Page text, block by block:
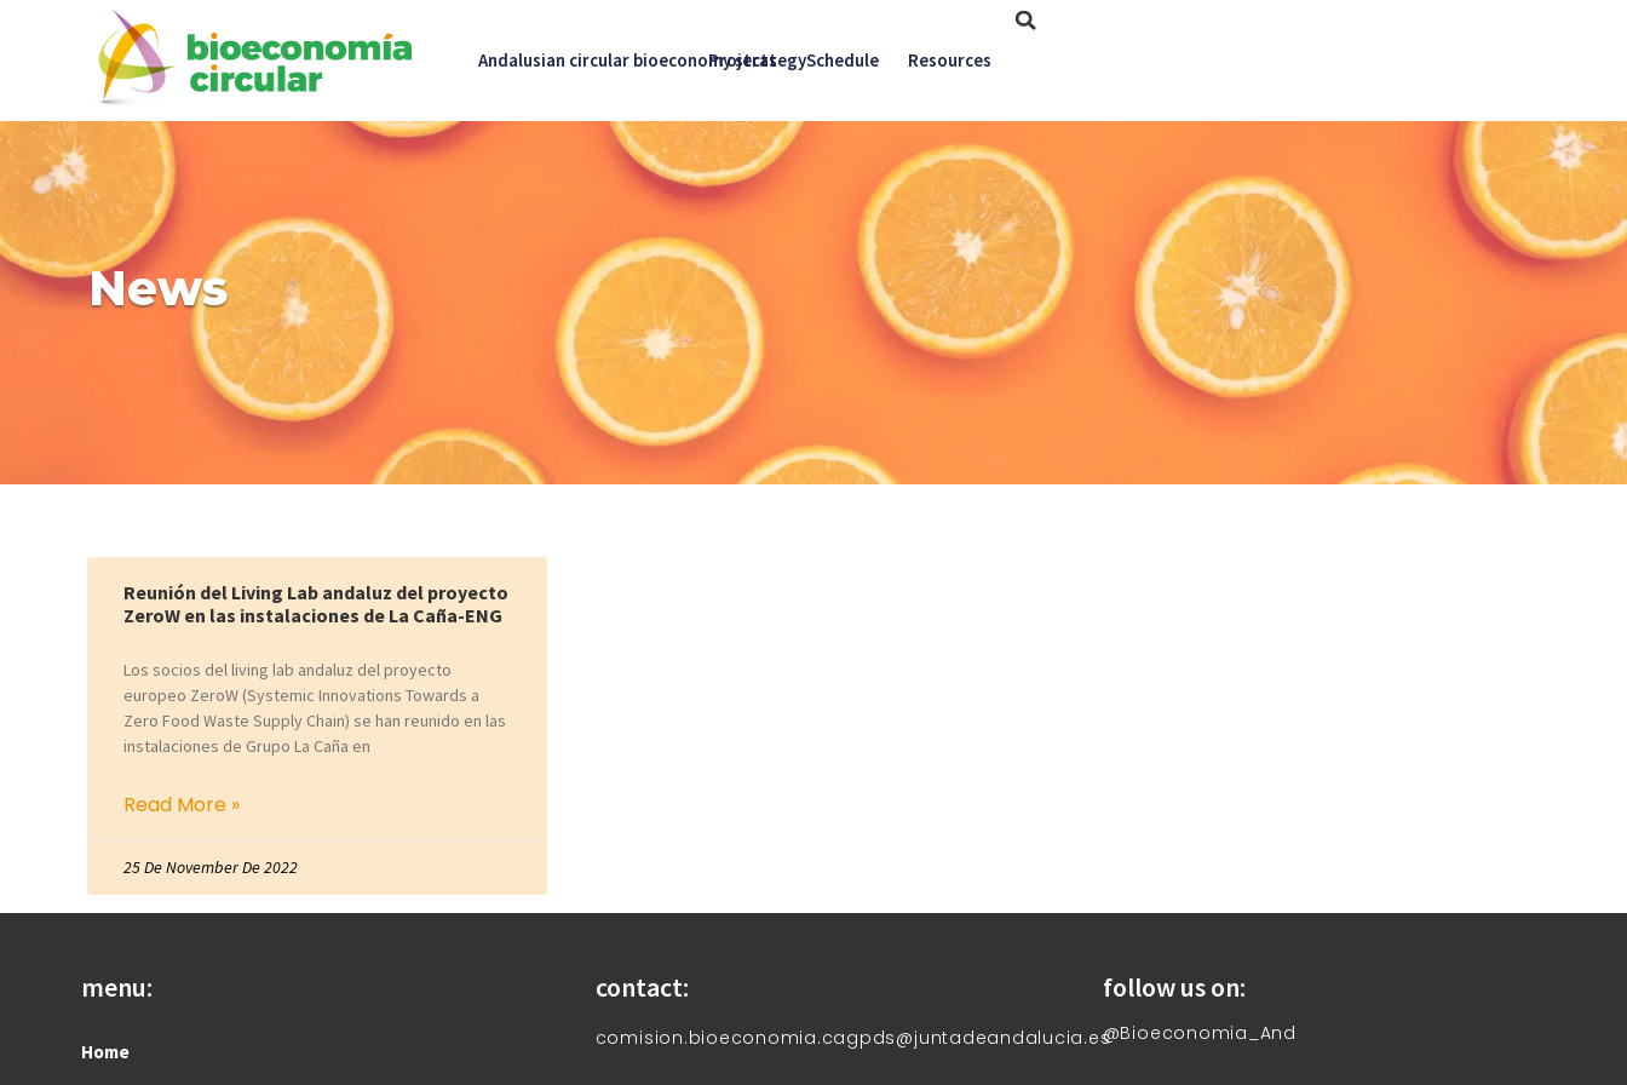
Andalusian circular bioeconomy strategy
Projects Schedule Resources
News
Reunión del Living Lab andaluz del proyecto
ZeroW en las instalaciones de La Caña-ENG
Los socios del living lab andaluz del proyecto
europeo ZeroW (Systemic Innovations Towards a
Zero Food Waste Supply Chain) se han reunido en las
instalaciones de Grupo La Caña en
Read More »
25 De November De 2022
menu:
Home
contact:
comision.bioeconomia.cagpds@juntadeandalucia.es
follow us on:
@Bioeconomia_And